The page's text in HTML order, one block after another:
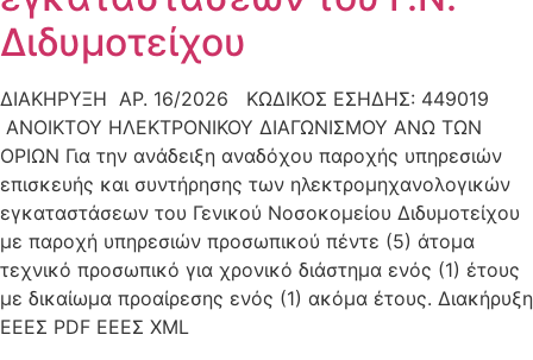
Διδυμοτείχου
ΔΙΑΚΗΡΥΞΗ ΑΡ. 16/2026 ΚΩΔΙΚΟΣ ΕΣΗΔΗΣ: 449019
ΑΝΟΙΚΤΟΥ ΗΛΕΚΤΡΟΝΙΚΟΥ ΔΙΑΓΩΝΙΣΜΟΥ ΑΝΩ ΤΩΝ
ΟΡΙΩΝ Για την ανάδειξη αναδόχου παροχής υπηρεσιών
επισκευής και συντήρησης των ηλεκτρομηχανολογικών
εγκαταστάσεων του Γενικού Νοσοκομείου Διδυμοτείχου
με παροχή υπηρεσιών προσωπικού πέντε (5) άτομα
τεχνικό προσωπικό για χρονικό διάστημα ενός (1) έτους
με δικαίωμα προαίρεσης ενός (1) ακόμα έτους. Διακήρυξη
ΕΕΕΣ PDF ΕΕΕΣ XML